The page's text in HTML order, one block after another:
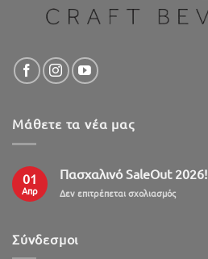
Μάθετε τα νέα μας
01
Απρ
Πασχαλινό SaleOut 2026!
Δεν επιτρέπεται σχολιασμόςστο
Σύνδεσμοι